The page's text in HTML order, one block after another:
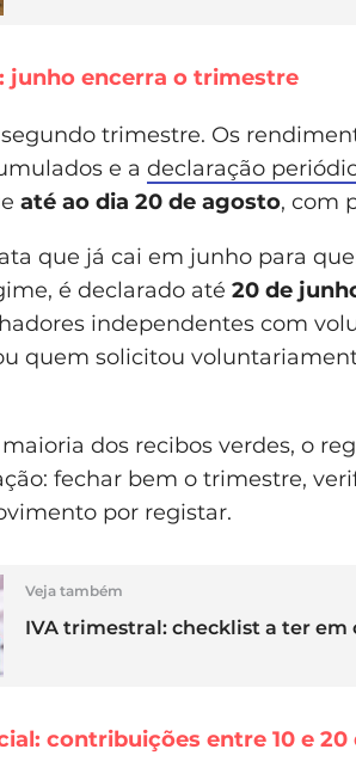
junho encerra o trimestre
trimestre. Os
e a declaração
até ao dia 20 de agosto, com
que já cai em junho para
é declarado até 20 de
independentes com
quem solicitou
dos recibos verdes, o
fechar bem o trimestre,
por registar.
Veja também
IVA trimestral: checklist a ter
contribuições entre 10 e